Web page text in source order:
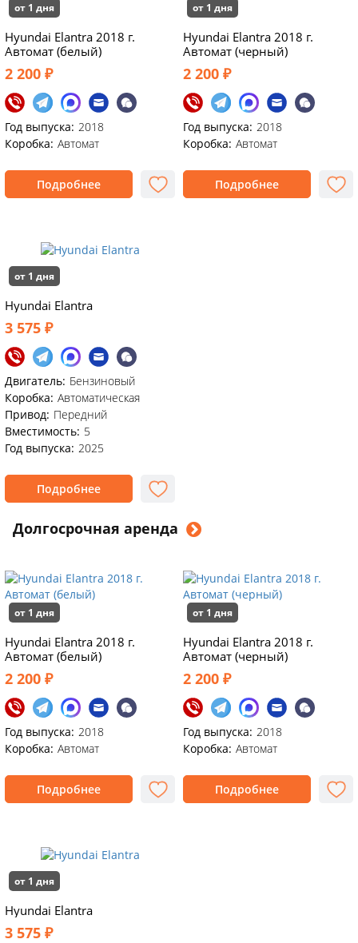
от 1 дня
Hyundai Elantra 2018 г.
Автомат (белый)
2 200 ₽
Год выпуска: 2018
Коробка: Автомат
Подробнее
от 1 дня
Hyundai Elantra 2018 г.
Автомат (черный)
2 200 ₽
Год выпуска: 2018
Коробка: Автомат
Подробнее
от 1 дня
Hyundai Elantra
3 575 ₽
Двигатель: Бензиновый
Коробка: Автоматическая
Привод: Передний
Вместимость: 5
Год выпуска: 2025
Подробнее
Долгосрочная аренда
от 1 дня
Hyundai Elantra 2018 г.
Автомат (белый)
2 200 ₽
Год выпуска: 2018
Коробка: Автомат
Подробнее
от 1 дня
Hyundai Elantra 2018 г.
Автомат (черный)
2 200 ₽
Год выпуска: 2018
Коробка: Автомат
Подробнее
от 1 дня
Hyundai Elantra
3 575 ₽